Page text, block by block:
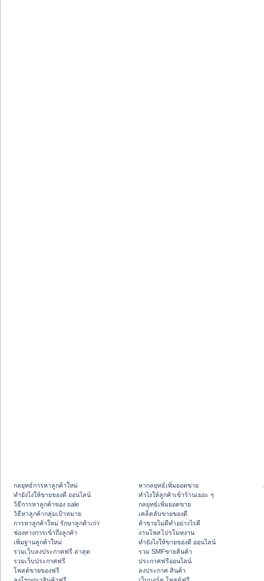
กลยุทธ์การหาลูกค้าใหม่
ทํายังไงให้ขายของดี ออนไลน์
วิธีการหาลูกค้าของ sale
วิธีหาลูกค้ากลุ่มเป้าหมาย
การหาลูกค้าใหม่ รักษาลูกค้าเก่า
ช่องทางการเข้าถึงลูกค้า
เพิ่มฐานลูกค้าใหม่
รวมเว็บลงประกาศฟรี ล่าสุด
รวมเว็บประกาศฟรี
โพสต์ขายของฟรี
หากลยุทธ์เพิ่มยอดขาย
ทําไงให้ลูกค้าเข้าร้านเยอะ ๆ
กลยุทธ์เพิ่มยอดขาย
เคล็ดลับขายของดี
ค้าขายไม่ดีทำอย่างไรดี
งานโพสโปรโมทงาน
ทํายังไงให้ขายของดี ออนไลน์
รวม SMFขายสินค้า
ประกาศฟรีออนไลน์
ลงประกาศ สินค้า